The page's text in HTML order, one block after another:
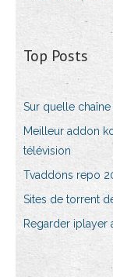
Top Posts
Sur quelle
Meilleur addon
télévision
Tvaddons repo
Sites de torrent
Regarder iplayer